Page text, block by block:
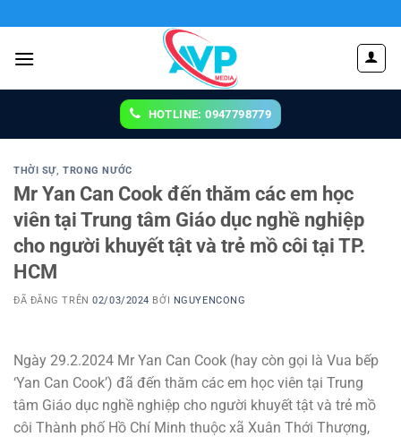
đến
nội
HOTLINE: 0947798779
THỜI SỰ,TRONG NƯỚC
Mr Yan Can Cook đến thăm các em học
viên tại Trung tâm Giáo dục nghề nghiệp
cho người khuyết tật và trẻ mồ côi tại TP.
HCM
ĐÃ ĐĂNG TRÊN02/03/2024 BỞI NGUYENCONG
Ngày 29.2.2024 Mr Yan Can Cook (hay còn gọi là Vua bếp
‘Yan Can Cook’) đã đến thăm các em học viên tại Trung
tâm Giáo dục nghề nghiệp cho người khuyết tật và trẻ mồ
côi Thành phố Hồ Chí Minh thuộc xã Xuân Thới Thượng,